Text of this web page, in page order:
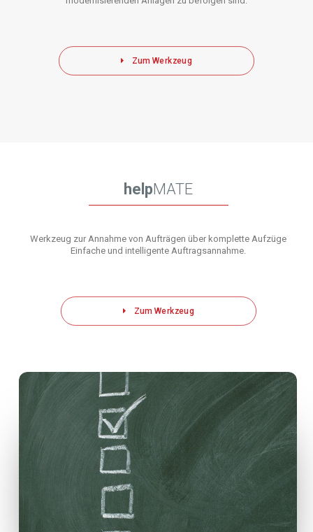
Zum Werkzeug
helpMATE
Werkzeug zur Annahme von Aufträgen über komplette Aufzüge
Einfache und intelligente Auftragsannahme.
Zum Werkzeug